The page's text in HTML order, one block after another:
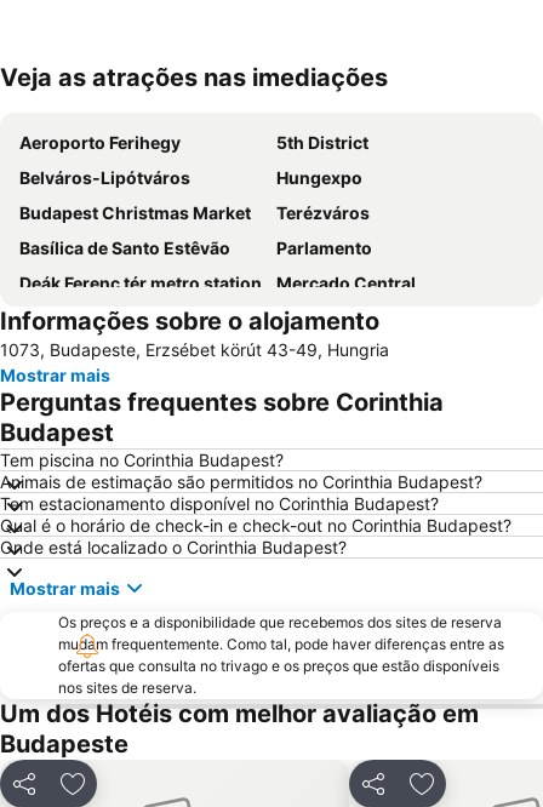
Ampliar mapa
Veja as atrações nas imediações
Aeroporto Ferihegy
5th District
Belváros-Lipótváros
Hungexpo
Budapest Christmas Market
Terézváros
Basílica de Santo Estêvão
Parlamento
Deák Ferenc tér metro station
Mercado Central
Hungaroring
Aquaworld Budapest
Estação Ferroviária Nyugati Budapest
Erzsébetváros
Buda Castle
Buda Castle
Vorosmarty Square
Ponte das Correntes
Szechenyi Thermal Bath
Teatro de Ópera de Budapeste
Budapest Congress & World Trade Center
Pesterzsébet-Szabótelep
7th District
Ferenc Puskas Stadium
Gellérthegy
Örs vezér tere metro station
1st District
9th District
Budapest Park
Kelenföld
Formula 1 Hungarian Grand Prix
Erzsebet Square
Rua Váci
Népliget Bus Station
17th District
Informações sobre o alojamento
1073, Budapeste, Erzsébet körút 43-49, Hungria
Mostrar mais
Perguntas frequentes sobre Corinthia
Budapest
Tem piscina no Corinthia Budapest?
Animais de estimação são permitidos no Corinthia Budapest?
Tem estacionamento disponível no Corinthia Budapest?
Qual é o horário de check-in e check-out no Corinthia Budapest?
Onde está localizado o Corinthia Budapest?
Mostrar mais
Os preços e a disponibilidade que recebemos dos sites de reserva
mudam frequentemente. Como tal, pode haver diferenças entre as
ofertas que consulta no trivago e os preços que estão disponíveis
nos sites de reserva.
Um dos Hotéis com melhor avaliação em
Budapeste
PartilharAdicionar aos favoritos PartilharAdicionar